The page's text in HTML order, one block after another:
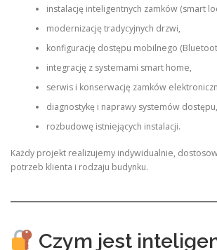
instalację inteligentnych zamków (smart
modernizację tradycyjnych drzwi,
konfigurację dostępu mobilnego
integrację z systemami smart home,
serwis i konserwację zamków
diagnostykę i naprawy systemów dostępu,
rozbudowę istniejących instalacji.
Każdy projekt realizujemy indywidualnie,
potrzeb klienta i rodzaju budynku.
Czym jest